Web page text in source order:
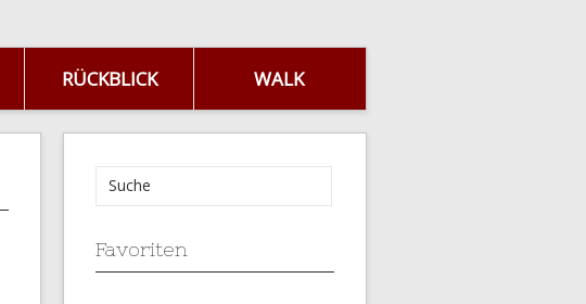
RÜCKBLICK WALK
Favoriten